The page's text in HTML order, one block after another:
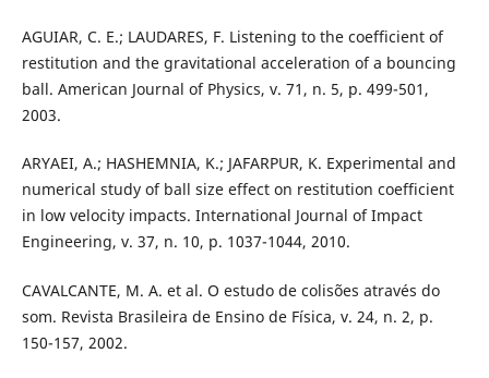
AGUIAR, C. E.; LAUDARES, F. Listening to the coefficient of
restitution and the gravitational acceleration of a bouncing
ball. American Journal of Physics, v. 71, n. 5, p. 499-501,
2003.
ARYAEI, A.; HASHEMNIA, K.; JAFARPUR, K. Experimental and
numerical study of ball size effect on restitution coefficient
in low velocity impacts. International Journal of Impact
Engineering, v. 37, n. 10, p. 1037-1044, 2010.
CAVALCANTE, M. A. et al. O estudo de colisões através do
som. Revista Brasileira de Ensino de Física, v. 24, n. 2, p.
150-157, 2002.